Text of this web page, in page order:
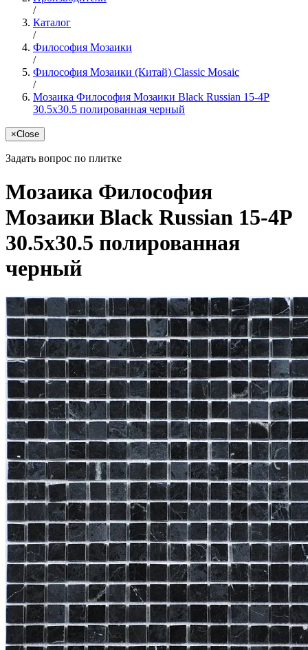
/
Каталог
/
Философия Мозаики
/
Философия Мозаики (Китай) Classic Mosaic
/
Мозаика Философия Мозаики Black Russian 15-4P
30.5x30.5 полированная черный
×Close
Задать вопрос по плитке
Мозаика Философия
Мозаики Black Russian 15-4P
30.5x30.5 полированная
черный